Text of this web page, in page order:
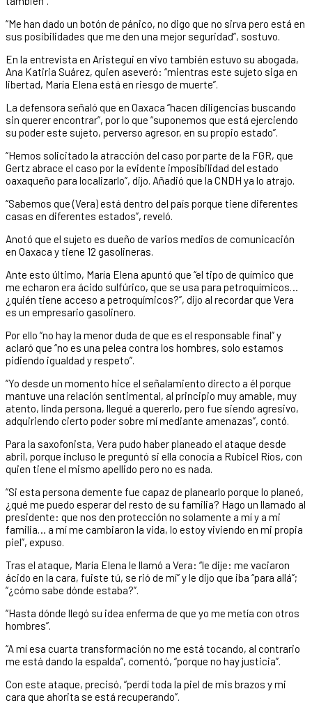
“Me han dado un botón de pánico, no digo que no sirva pero está en
sus posibilidades que me den una mejor seguridad”, sostuvo.
En la entrevista en Aristegui en vivo también estuvo su abogada,
Ana Katiria Suárez, quien aseveró: “mientras este sujeto siga en
libertad, María Elena está en riesgo de muerte”.
La defensora señaló que en Oaxaca “hacen diligencias buscando
sin querer encontrar”, por lo que “suponemos que está ejerciendo
su poder este sujeto, perverso agresor, en su propio estado”.
“Hemos solicitado la atracción del caso por parte de la FGR, que
Gertz abrace el caso por la evidente imposibilidad del estado
oaxaqueño para localizarlo”, dijo. Añadió que la CNDH ya lo atrajo.
“Sabemos que (Vera) está dentro del país porque tiene diferentes
casas en diferentes estados”, reveló.
Anotó que el sujeto es dueño de varios medios de comunicación
en Oaxaca y tiene 12 gasolineras.
Ante esto último, María Elena apuntó que “el tipo de químico que
me echaron era ácido sulfúrico, que se usa para petroquímicos…
¿quién tiene acceso a petroquímicos?”, dijo al recordar que Vera
es un empresario gasolinero.
Por ello “no hay la menor duda de que es el responsable final” y
aclaró que “no es una pelea contra los hombres, solo estamos
pidiendo igualdad y respeto”.
“Yo desde un momento hice el señalamiento directo a él porque
mantuve una relación sentimental, al principio muy amable, muy
atento, linda persona, llegué a quererlo, pero fue siendo agresivo,
adquiriendo cierto poder sobre mí mediante amenazas”, contó.
Para la saxofonista, Vera pudo haber planeado el ataque desde
abril, porque incluso le preguntó si ella conocía a Rubicel Ríos, con
quien tiene el mismo apellido pero no es nada.
“Si esta persona demente fue capaz de planearlo porque lo planeó,
¿qué me puedo esperar del resto de su familia? Hago un llamado al
presidente: que nos den protección no solamente a mí y a mi
familia… a mí me cambiaron la vida, lo estoy viviendo en mi propia
piel”, expuso.
Tras el ataque, María Elena le llamó a Vera: “le dije: me vaciaron
ácido en la cara, fuiste tú, se rió de mí” y le dijo que iba “para allá”;
“¿cómo sabe dónde estaba?”.
“Hasta dónde llegó su idea enferma de que yo me metía con otros
hombres”.
“A mí esa cuarta transformación no me está tocando, al contrario
me está dando la espalda”, comentó, “porque no hay justicia”.
Con este ataque, precisó, “perdí toda la piel de mis brazos y mi
cara que ahorita se está recuperando”.